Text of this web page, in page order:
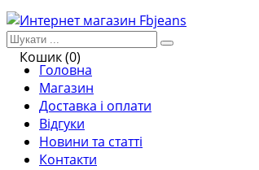
Кошик (0)
Головна
Магазин
Доставка і оплати
Відгуки
Новини та статті
Контакти